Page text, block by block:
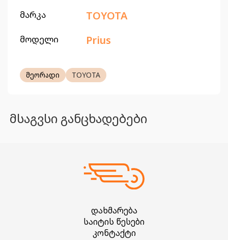
მარკა TOYOTA
მოდელი Prius
მეორადი TOYOTA
მსაგვსი განცხადებები
დახმარება
საიტის წესები
კონტაქტი